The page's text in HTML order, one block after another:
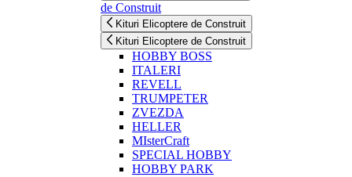
de Construit
Kituri Elicoptere de Construit
Kituri Elicoptere de Construit
HOBBY BOSS
ITALERI
REVELL
TRUMPETER
ZVEZDA
HELLER
MIsterCraft
SPECIAL HOBBY
HOBBY PARK